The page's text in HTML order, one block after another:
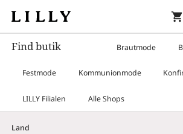
shopping_cart
Find butik Brautmode
Festmode Kommunionmode
LILLY Filialen Alle Shops
Land